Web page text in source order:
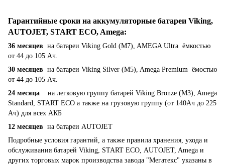
Гарантийные сроки на аккумуляторные батареи Viking,
AUTOJET, START ECO, Amega:
36 месяцев на батареи Viking Gold (M7), AMEGA Ultra ёмкостью
от 44 до 105 Ач.
30 месяцев на батареи Viking Silver (M5), Amega Premium ёмостью
от 44 до 105 Ач.
24 месяца на легковую группу батарей Viking Bronze (M3), Amega
Standard, START ECO а также на грузовую группу (от 140Ач до 225
Ач) для всех АКБ
12 месяцев на батареи AUTOJET
Подробные условия гарантий, а также правила хранения, ухода и
обслуживания батарей Viking, START ECO, AUTOJET, Amega и
других торговых марок производства завода "Мегатекс" указаны в